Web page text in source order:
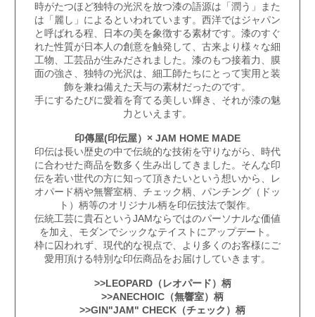
時がたつほど独特の光沢を放つ漆の語源は「潤う」また
は「麗し」によるといわれています。西洋ではジャパン
と呼ばれる程、日本の美を象徴する素材です。漆のすぐ
れた性質が日本人の創意を触発して、古来より様々な細
工物、工芸品が生みだされました。漆のもつ接着力、膜
面の強さ、独特の光沢は、細工師たちにとって実用と装
飾を兼ね備えた天与の素材だったのです。
手にするたびに愛着を育てる美しい輝き、それが漆の魅
力といえます。
印傳屋(印伝屋）× JAM HOME MADE
印伝は長い歴史の中で伝統的な技術を守りながら、時代
に合わせた商品を数多く生み出してきました。そんな印
伝を若い世代の方に知って頂きたいという想いから、レ
オパード柄や無響室柄、チェック柄、パンチング（ドッ
ト）柄等のオリジナル柄を印伝技法で製作。
伝統工芸に貴石というJAMならではのパーソナルな価値
を加え、モダンでシックなテイストにアップデート。
枠に囚われず、現代的な視点で、より多くのお客様にご
愛用頂ける特別な印伝商品をお届けしていきます。
>>LEOPARD（レオパード）柄
>>ANECHOIC（無響室）柄
>>GIN"JAM" CHECK（チェック）柄